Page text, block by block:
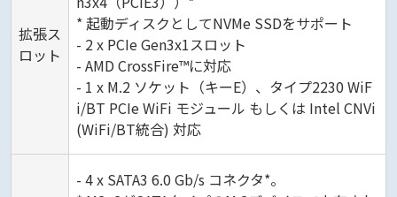
拡張ス
ロット
* 起動ディスクとしてNVMe SSDをサポート
- 2 x PCIe Gen3x1スロット
- AMD CrossFire™に対応
- 1 x M.2 ソケット（キーE）、タイプ2230 WiF
i/BT PCIe WiFi モジュール もしくは Intel CNVi
(WiFi/BT統合) 対応
- 4 x SATA3 6.0 Gb/s コネクタ*。